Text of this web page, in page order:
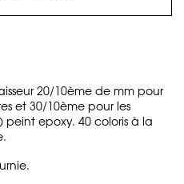
20/10ème de mm pour
et 30/10ème pour les
peint epoxy. 40 coloris à la